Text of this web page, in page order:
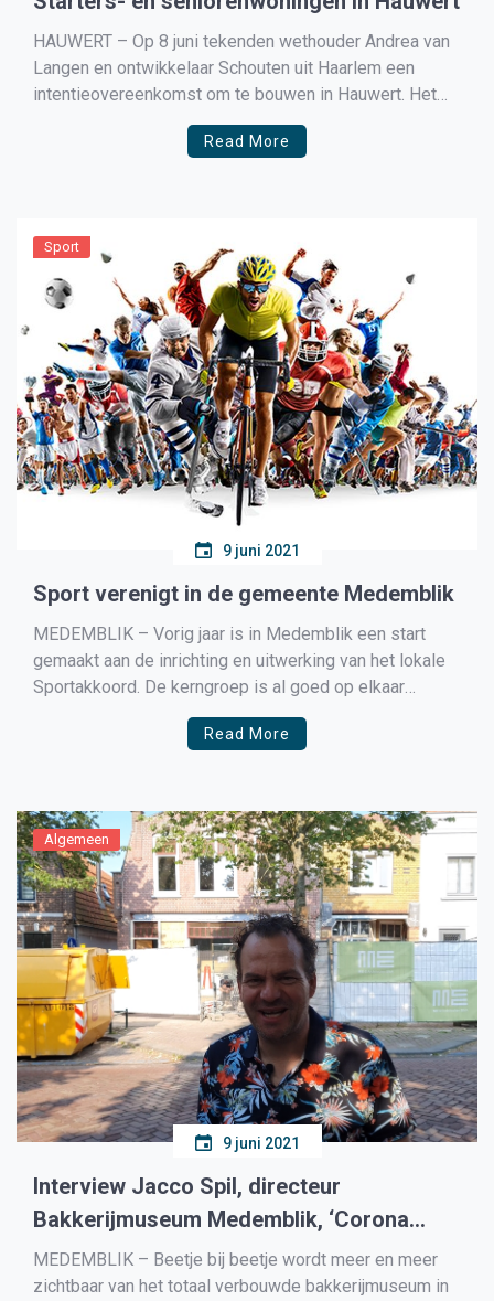
HAUWERT – Op 8 juni tekenden wethouder Andrea van
Langen en ontwikkelaar Schouten uit Haarlem een
intentieovereenkomst om te bouwen in Hauwert. Het
gaat om één vrijstaande woning, twee 2 onder 1
kapwoningen, vier goedkope starterswoningen en vier
Read More
Sport
9 juni 2021
Sport verenigt in de gemeente Medemblik
MEDEMBLIK – Vorig jaar is in Medemblik een start
gemaakt aan de inrichting en uitwerking van het lokale
Sportakkoord. De kerngroep is al goed op elkaar
ingespeeld, met een paar mooie resultaten. Bent u
benieuwd hoe uw vereniging (financieel) kan profiteren
Read More
Algemeen
9 juni 2021
Interview Jacco Spil, directeur
Bakkerijmuseum Medemblik, ‘Corona
zorgde niet voor al teveel vertraging
tijdens de vertraging’
MEDEMBLIK – Beetje bij beetje wordt meer en meer
zichtbaar van het totaal verbouwde bakkerijmuseum in